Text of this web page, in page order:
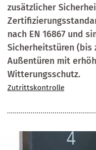
zusätzlicher
nach EN 16867 und
Sicherheitstüren (bis
Außentüren mit
Witterungsschutz.
Zutrittskontrolle